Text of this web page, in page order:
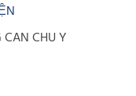
CAN CHU Y